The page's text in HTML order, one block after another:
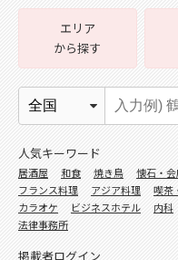
エリア
から探す
人気キーワード
居酒屋 和食 焼き鳥 懐石・
フランス料理
アジア料理 喫茶
カラオケ
ビジネスホテル 内科
法律事務所
掲載者ログイン